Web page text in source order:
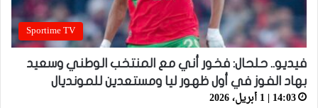
Sportime TV
فيديو.. حلحال: فخور أني مع المنتخب الوطني وسعيد
بهاد الفوز في أول ظهور ليا ومستعدين للمونديال
14:03 | 1 أبريل، 2026